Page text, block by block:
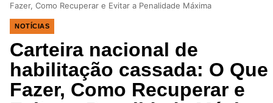
Fazer, Como Recuperar e Evitar a Penalidade Máxima
NOTÍCIAS
Carteira nacional de
habilitação cassada: O Que
Fazer, Como Recuperar e